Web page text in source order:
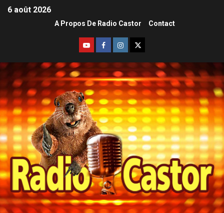
6 août 2026
A Propos De Radio Castor Contact